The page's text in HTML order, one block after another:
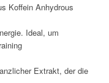
Koffein Anhydrous
Ideal, um
Extrakt, der die